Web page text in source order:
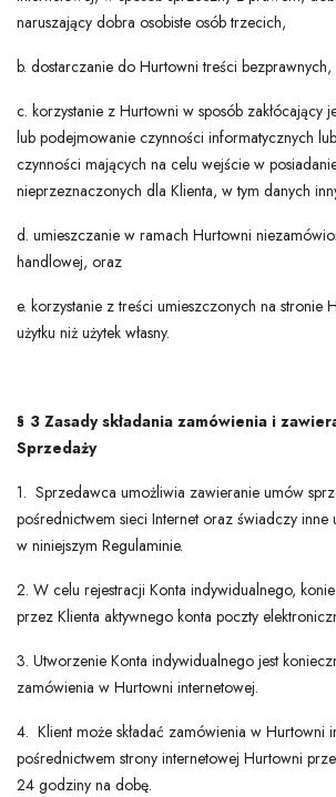
naruszający dobra osobiste osób trzecich,
b. dostarczanie do Hurtowni treści bezprawnych,
c. korzystanie z Hurtowni w sposób zakłócający
lub podejmowanie czynności informatycznych
czynności mających na celu wejście w
nieprzeznaczonych dla Klienta, w tym danych
d. umieszczanie w ramach Hurtowni
handlowej, oraz
e. korzystanie z treści umieszczonych na stronie
użytku niż użytek własny.
§ 3 Zasady składania zamówienia i
Sprzedaży
1. Sprzedawca umożliwia zawieranie umów
pośrednictwem sieci Internet oraz świadczy inne
w niniejszym Regulaminie.
2. W celu rejestracji Konta indywidualnego,
przez Klienta aktywnego konta poczty
3. Utworzenie Konta indywidualnego jest
zamówienia w Hurtowni internetowej.
4. Klient może składać zamówienia w Hurtowni
pośrednictwem strony internetowej Hurtowni
24 godziny na dobę.